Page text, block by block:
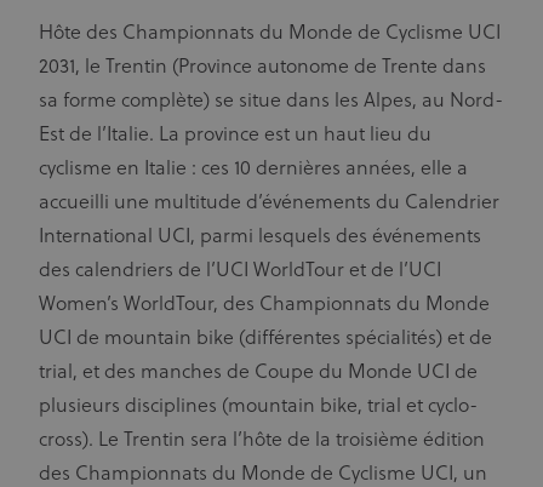
Hôte des Championnats du Monde de Cyclisme UCI
2031, le Trentin (Province autonome de Trente dans
sa forme complète) se situe dans les Alpes, au Nord-
Est de l’Italie. La province est un haut lieu du
cyclisme en Italie : ces 10 dernières années, elle a
accueilli une multitude d’événements du Calendrier
International UCI, parmi lesquels des événements
des calendriers de l’UCI WorldTour et de l’UCI
Women’s WorldTour, des Championnats du Monde
UCI de mountain bike (différentes spécialités) et de
trial, et des manches de Coupe du Monde UCI de
plusieurs disciplines (mountain bike, trial et cyclo-
cross). Le Trentin sera l’hôte de la troisième édition
des Championnats du Monde de Cyclisme UCI, un